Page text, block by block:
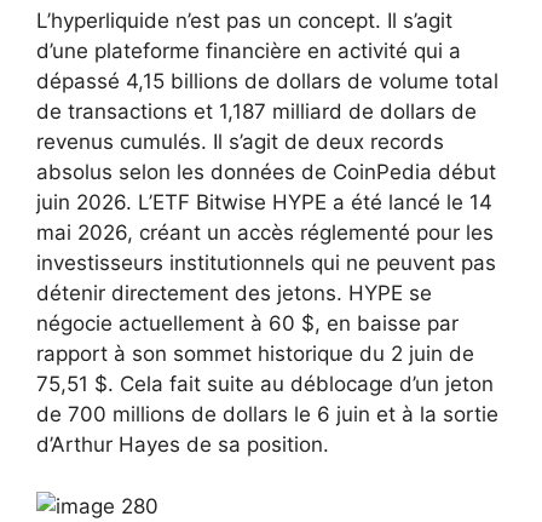
L’hyperliquide n’est pas un concept. Il s’agit
d’une plateforme financière en activité qui a
dépassé 4,15 billions de dollars de volume total
de transactions et 1,187 milliard de dollars de
revenus cumulés. Il s’agit de deux records
absolus selon les données de CoinPedia début
juin 2026. L’ETF Bitwise HYPE a été lancé le 14
mai 2026, créant un accès réglementé pour les
investisseurs institutionnels qui ne peuvent pas
détenir directement des jetons. HYPE se
négocie actuellement à 60 $, en baisse par
rapport à son sommet historique du 2 juin de
75,51 $. Cela fait suite au déblocage d’un jeton
de 700 millions de dollars le 6 juin et à la sortie
d’Arthur Hayes de sa position.